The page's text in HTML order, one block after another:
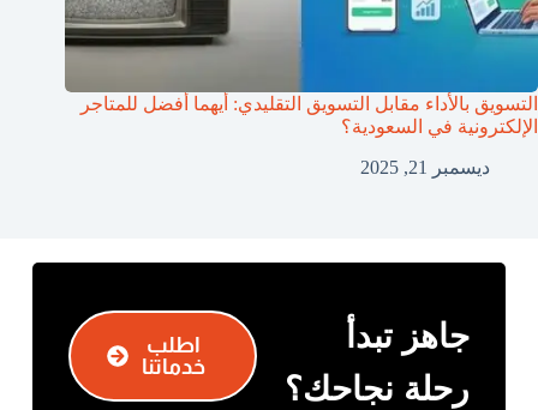
التسويق بالأداء مقابل التسويق التقليدي: أيهما أفضل للمتاجر
الإلكترونية في السعودية؟
ديسمبر 21, 2025
اطلب
خدماتنا
جاهز تبدأ
رحلة نجاحك؟